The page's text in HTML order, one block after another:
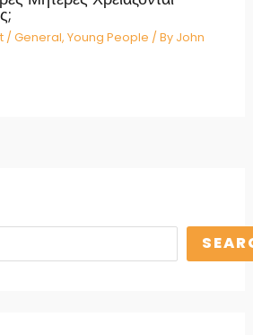
/ General, Young People / By John